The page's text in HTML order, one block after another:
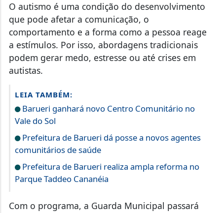
O autismo é uma condição do desenvolvimento
que pode afetar a comunicação, o
comportamento e a forma como a pessoa reage
a estímulos. Por isso, abordagens tradicionais
podem gerar medo, estresse ou até crises em
autistas.
LEIA TAMBÉM:
Barueri ganhará novo Centro Comunitário no
Vale do Sol
Prefeitura de Barueri dá posse a novos agentes
comunitários de saúde
Prefeitura de Barueri realiza ampla reforma no
Parque Taddeo Cananéia
Com o programa, a Guarda Municipal passará